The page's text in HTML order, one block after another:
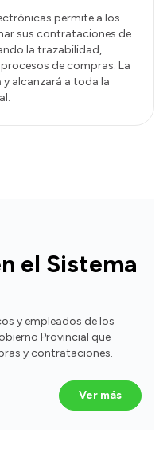
permite a los
sus contrataciones de
la trazabilidad,
de compras. La
alcanzará a toda la
el Sistema
y empleados de los
Provincial que
y contrataciones.
Ver más